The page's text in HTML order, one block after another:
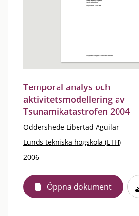
Temporal analys och
aktivitetsmodellering av
Tsunamikatastrofen 2004
Oddershede Libertad Aguilar
Lunds tekniska högskola (LTH)
2006
Öppna dokument